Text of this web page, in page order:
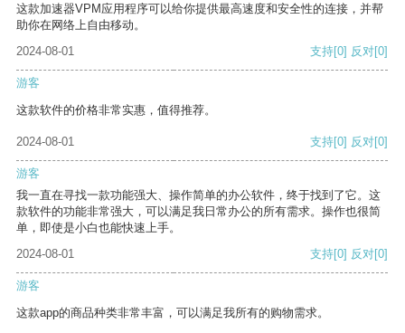
这款加速器VPM应用程序可以给你提供最高速度和安全性的连接，并帮
助你在网络上自由移动。
2024-08-01
支持[0] 反对[0]
游客
这款软件的价格非常实惠，值得推荐。
2024-08-01 支持[0] 反对[0]
游客
我一直在寻找一款功能强大、操作简单的办公软件，终于找到了它。这
款软件的功能非常强大，可以满足我日常办公的所有需求。操作也很简
单，即使是小白也能快速上手。
2024-08-01
支持[0] 反对[0]
游客
这款app的商品种类非常丰富，可以满足我所有的购物需求。